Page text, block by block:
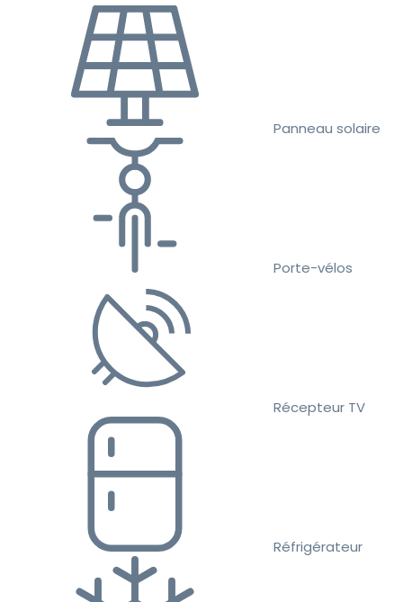
Panneau solaire
Porte-vélos
Récepteur TV
Réfrigérateur